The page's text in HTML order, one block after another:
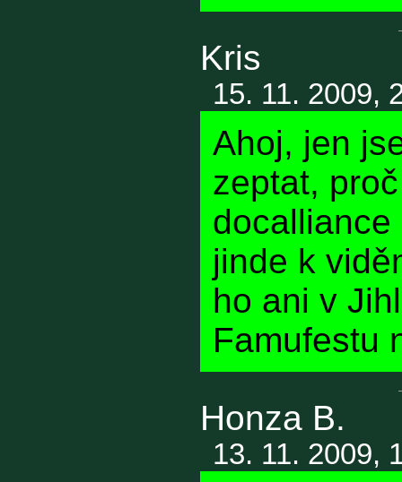
Kris
15. 11. 2009,
Ahoj, jen
zeptat,
jinde k
ho ani v
Famufestu
Honza B.
13. 11. 2009,